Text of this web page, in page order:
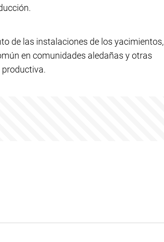
de las instalaciones de los yacimientos,
en comunidades aledañas y otras